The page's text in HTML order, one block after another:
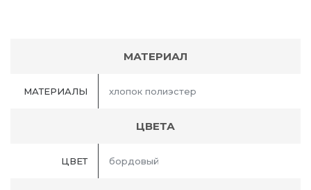
МАТЕРИАЛ
МАТЕРИАЛЫ хлопок полиэстер
ЦВЕТА
ЦВЕТ бордовый